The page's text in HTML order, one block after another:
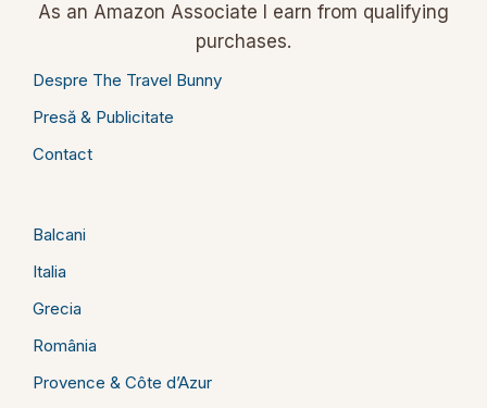
As an Amazon Associate I earn from qualifying
purchases.
Despre The Travel Bunny
Presă & Publicitate
Contact
Balcani
Italia
Grecia
România
Provence & Côte d’Azur